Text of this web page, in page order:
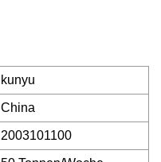
kunyu
China
2003101100